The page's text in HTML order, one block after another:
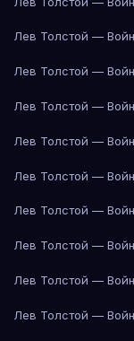
Лев Толстой —
Лев Толстой —
Лев Толстой —
Лев Толстой —
Лев Толстой —
Лев Толстой —
Лев Толстой —
Лев Толстой —
Лев Толстой —